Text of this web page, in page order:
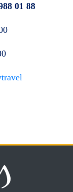
01 88